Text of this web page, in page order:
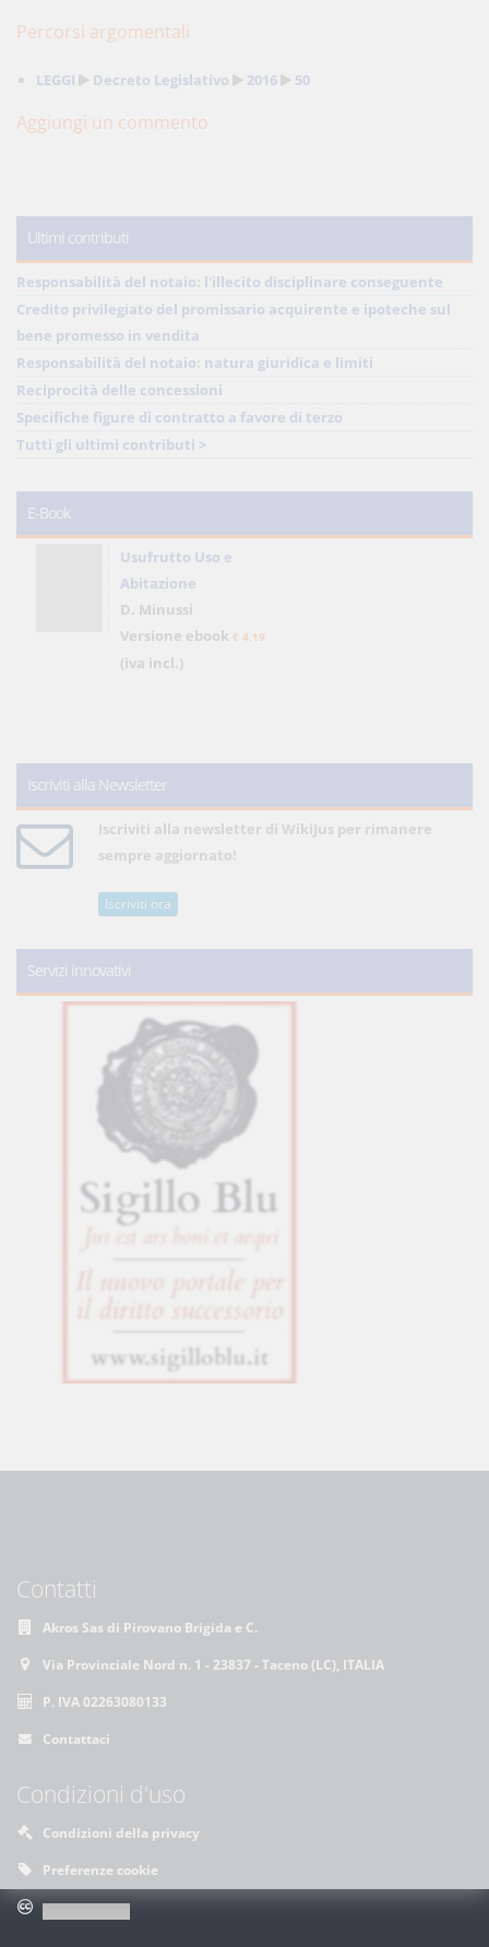
Percorsi argomentali
LEGGI Decreto Legislativo 2016 50
Aggiungi un commento
Ultimi contributi
Responsabilità del notaio: l'illecito disciplinare conseguente
Credito privilegiato del promissario acquirente e ipoteche sul
bene promesso in vendita
Responsabilità del notaio: natura giuridica e limiti
Reciprocità delle concessioni
Specifiche figure di contratto a favore di terzo
Tutti gli ultimi contributi >
E-Book
Usufrutto Uso e
Abitazione
D. Minussi
Versione ebook € 4,19
(iva incl.)
Iscriviti alla Newsletter
Iscriviti alla newsletter di WikiJus per rimanere
sempre aggiornato!
Iscriviti ora
Servizi innovativi
Contatti
Akros Sas di Pirovano Brigida e C.
Via Provinciale Nord n. 1 - 23837 - Taceno (LC), ITALIA
P. IVA 02263080133
Contattaci
Condizioni d'uso
Condizioni della privacy
Preferenze cookie